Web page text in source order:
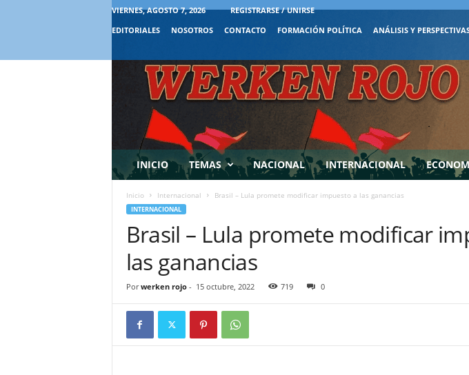
VIERNES, AGOSTO 7, 2026
REGISTRARSE / UNIRSE
EDITORIALES
NOSOTROS CONTACTO FORMACIÓN POLÍTICA ANÁLISIS Y
INICIO TEMAS NACIONAL INTERNACIONAL
Inicio Internacional Brasil – Lula promete modificar impuesto a las ganancias
INTERNACIONAL
Brasil – Lula promete modificar
las ganancias
Por werken rojo- 15 octubre, 2022 719 0